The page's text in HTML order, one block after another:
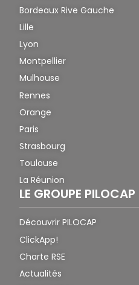
Bordeaux Rive Gauche
Lille
Lyon
Montpellier
Mulhouse
Rennes
Orange
Paris
Strasbourg
Toulouse
La Réunion
LE GROUPE PILOCAP
Découvrir PILOCAP
ClickApp!
Charte RSE
Actualités